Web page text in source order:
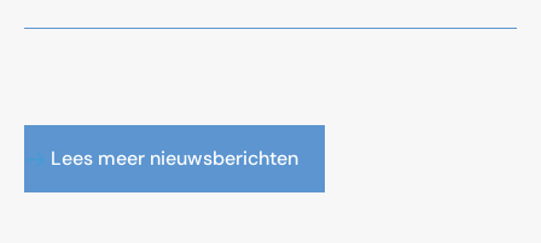
Lees meer nieuwsberichten